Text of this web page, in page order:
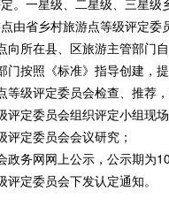
。一星级、二星级、三星
由省乡村旅游点等级评定
所在县、区旅游主管部门自
按照《标准》指导创建，提
级评定委员会检查、推荐，
定委员会组织评定小组现场
定委员会会议研究；
务网网上公示，公示期为10
定委员会下发认定通知。